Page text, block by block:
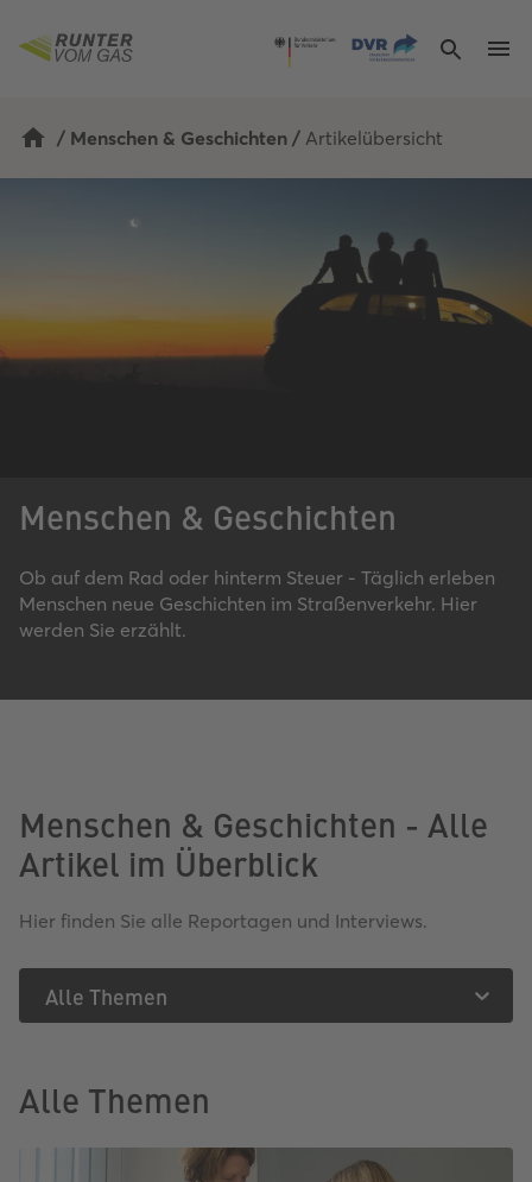
/ Menschen & Geschichten / Artikelübersicht
Menschen & Geschichten
Ob auf dem Rad oder hinterm Steuer - Täglich erleben
Menschen neue Geschichten im Straßenverkehr. Hier
werden Sie erzählt.
Menschen & Geschichten - Alle
Artikel im Überblick
Hier finden Sie alle Reportagen und Interviews.
Alle Themen
Alle Themen